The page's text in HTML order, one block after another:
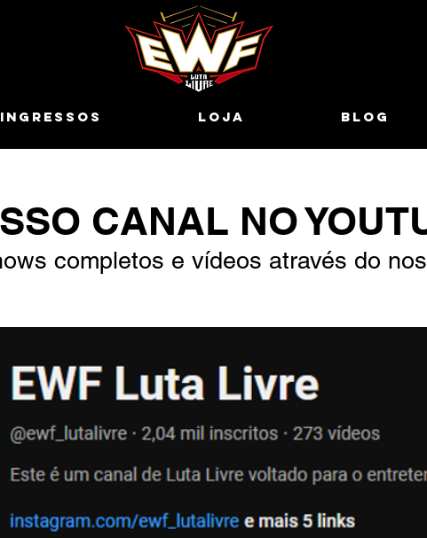
INGRESSOS LOJA BLOG
CANAL NO
completos e vídeos através do